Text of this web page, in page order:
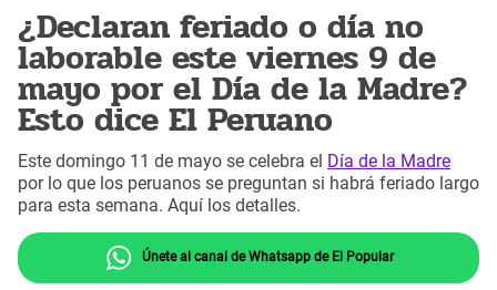
¿Declaran feriado o día no
laborable este viernes 9 de
mayo por el Día de la Madre?
Esto dice El Peruano
Este domingo 11 de mayo se celebra el Día de la Madre
por lo que los peruanos se preguntan si habrá feriado largo
para esta semana. Aquí los detalles.
Únete al canal de Whatsapp de El Popular